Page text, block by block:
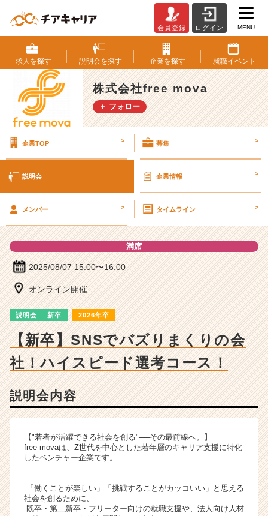
式
会
社
f
r
e
v
説
ベ
ャ
ー・
成
長
企
業
ス
ウ
ト
が
く
活
会員登録 ログイン MENU
求人を探す 説明会を探す 企業を探す 就職イベント
株式会社free mova
＋ フォロー
企業TOP > 募集 >
説明会 企業情報 >
メンバー > タイムライン >
満席
2025/08/07 15:00〜16:00
オンライン開催
説明会 新卒 2026年卒
【新卒】SNSでバズりまくりの会
社！ハイスピード選考コース！
説明会内容
【"若者が活躍できる社会を創る"──その最前線へ。】
free movaは、Z世代を中心とした若年層のキャリア支援に特化
したベンチャー企業です。
「働くことが楽しい」「挑戦することがカッコいい」と思える
社会を創るために、
既卒・第二新卒・フリーター向けの就職支援や、法人向け人材